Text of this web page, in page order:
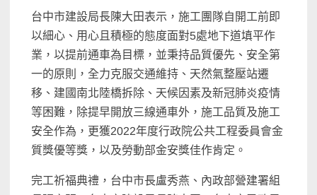
台中市建設局長陳大田表示，施工團隊自開工前即
以細心、用心且積極的態度面對5處地下道填平作
業，以提前通車為目標，並秉持品質優先、安全第
一的原則，全力克服交通維持、天然氣整壓站遷
移、建國南北陸橋拆除、天候因素及新冠肺炎疫情
等困難，除提早開放三線通車外，施工品質及施工
安全作為，更獲2022年度行政院公共工程委員會金
質獎優等獎，以及勞動部金安獎佳作肯定。
完工祈福典禮，台中市長盧秀燕、內政部營建署組